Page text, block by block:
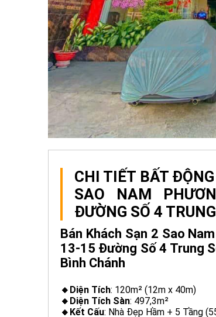
CHI TIẾT BẤT
SAO NAM
ĐƯỜNG SỐ 4
Bán Khách Sạn 2 Sao
13-15 Đường Số 4 Trung
Bình Chánh
🔸Diện Tích: 120m² (12m x 40m)
🔸Diện Tích Sàn: 497,3m²
🔸Kết Cấu: Nhà Đẹp Hầm + 5 Tầng